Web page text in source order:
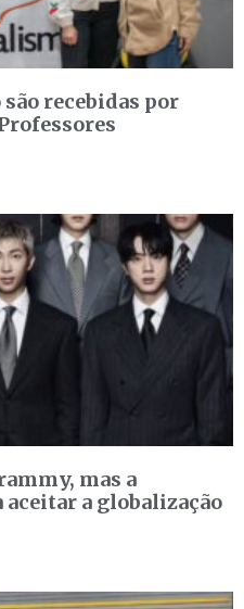
recebidas por
mas a
a globalização